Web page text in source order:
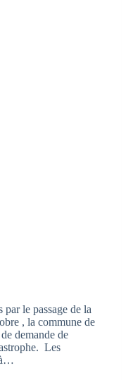
par le passage de la
, la commune de
demande de
Les
à…